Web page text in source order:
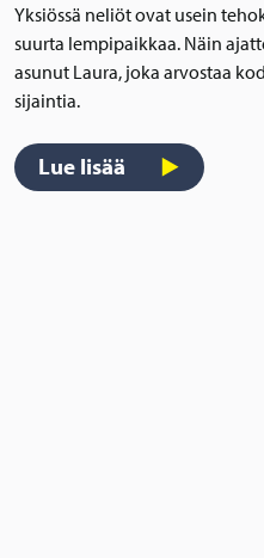
Yksiössä neliöt ovat usein
suurta lempipaikkaa. Näin
asunut Laura, joka arvostaa
sijaintia.
Lue lisää